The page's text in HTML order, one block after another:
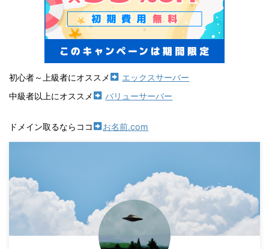
初心者～上級者にオススメ
エックスサーバー
中級者以上にオススメ
バリューサーバー
ドメイン取るならココ お名前.com